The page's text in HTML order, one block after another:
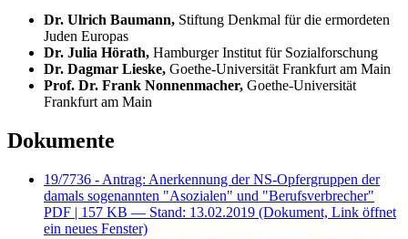
Dr. Ulrich Baumann, Stiftung Denkmal für die ermordeten
Juden Europas
Dr. Julia Hörath, Hamburger Institut für Sozialforschung
Dr. Dagmar Lieske, Goethe-Universität Frankfurt am Main
Prof. Dr. Frank Nonnenmacher, Goethe-Universität
Frankfurt am Main
Dokumente
19/7736 - Antrag: Anerkennung der NS-Opfergruppen der
damals sogenannten "Asozialen" und "Berufsverbrecher"
PDF | 157 KB — Stand: 13.02.2019 (Dokument, Link öffnet
ein neues Fenster)